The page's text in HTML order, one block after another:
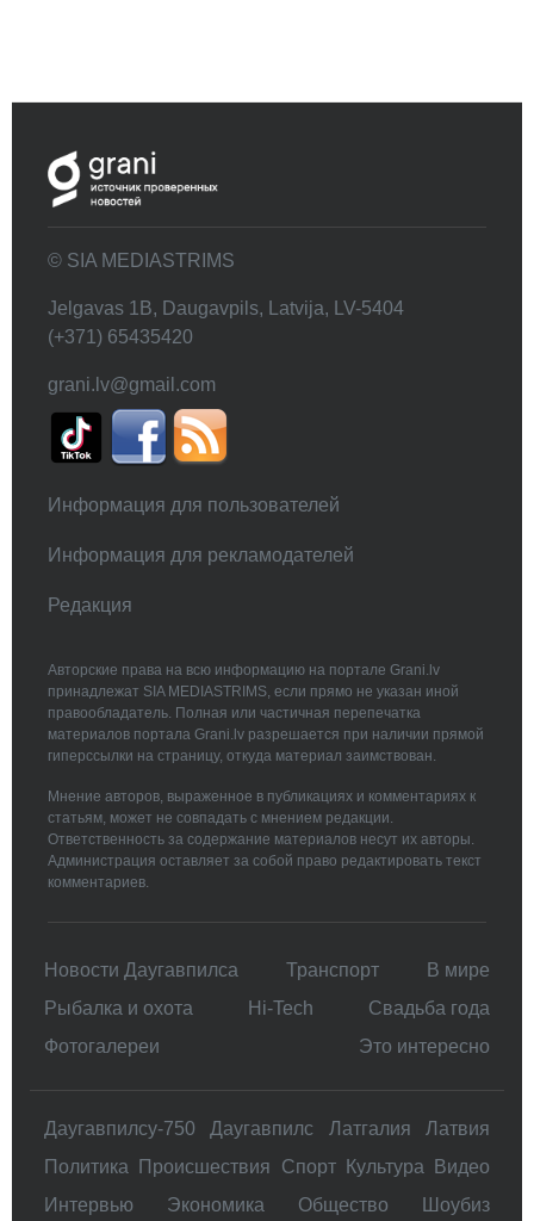
© SIA MEDIASTRIMS
Jelgavas 1B, Daugavpils, Latvija, LV-5404
(+371) 65435420
grani.lv@gmail.com
Информация для пользователей
Информация для рекламодателей
Редакция
Авторские права на всю информацию на портале Grani.lv
принадлежат SIA MEDIASTRIMS, если прямо не указан иной
правообладатель. Полная или частичная перепечатка
материалов портала Grani.lv разрешается при наличии прямой
гиперссылки на страницу, откуда материал заимствован.
Мнение авторов, выраженное в публикациях и комментариях к
статьям, может не совпадать с мнением редакции.
Ответственность за содержание материалов несут их авторы.
Администрация оставляет за собой право редактировать текст
комментариев.
Новости Даугавпилса Транспорт
В мире
Рыбалка и охота
Hi-Tech
Свадьбa года
Фотогалереи
Это интересно
Даугавпилсу-750 Даугавпилс Латгалия
Латвия
Политика
Происшествия Спорт Культура
Видео
Интервью
Экономика Общество Шоубиз